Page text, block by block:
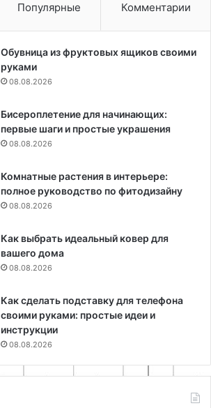
Популярные Комментарии
Обувница из фруктовых ящиков своими
руками
08.08.2026
Бисероплетение для начинающих:
первые шаги и простые украшения
08.08.2026
Комнатные растения в интерьере:
полное руководство по фитодизайну
08.08.2026
Как выбрать идеальный ковер для
вашего дома
08.08.2026
Как сделать подставку для телефона
своими руками: простые идеи и
инструкции
08.08.2026